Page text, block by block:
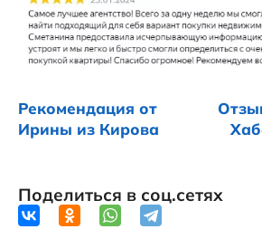
Рекомендация от
Ирины из Кирова
Поделиться в соц.сетях